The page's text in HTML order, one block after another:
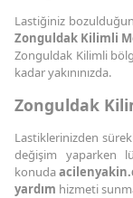
Lastiğiniz
Zonguldak Kilimli
Zonguldak Kilimli
kadar yakınınızda.
Zonguldak
Lastiklerinizden
değişim yaparken
konuda
yardım hizmeti